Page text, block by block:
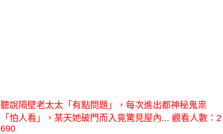
聽說隔壁老太太「有點問題」，每次進出都神秘鬼祟
「怕人看」，某天她破門而入竟驚見屋內... 觀看人數：2
690